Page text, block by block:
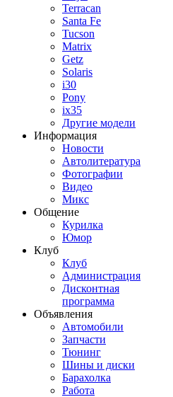
Terracan
Santa Fe
Tucson
Matrix
Getz
Solaris
i30
Pony
ix35
Другие модели
Информация
Новости
Автолитература
Фотографии
Видео
Микс
Общение
Курилка
Юмор
Клуб
Клуб
Администрация
Дисконтная
программа
Объявления
Автомобили
Запчасти
Тюнинг
Шины и диски
Барахолка
Работа